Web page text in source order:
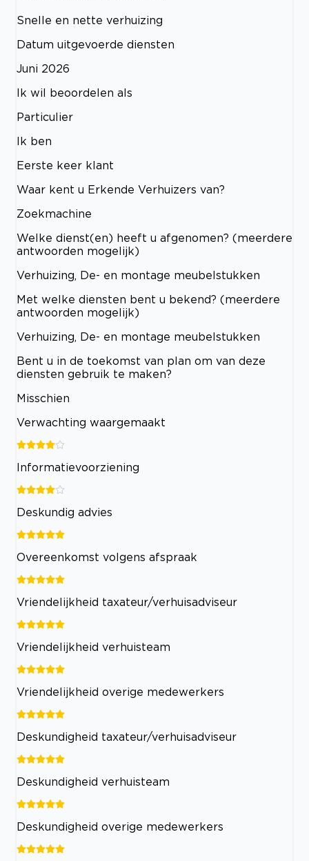
Snelle en nette verhuizing
Datum uitgevoerde diensten
Juni 2026
Ik wil beoordelen als
Particulier
Ik ben
Eerste keer klant
Waar kent u Erkende Verhuizers van?
Zoekmachine
Welke dienst(en) heeft u afgenomen? (meerdere
antwoorden mogelijk)
Verhuizing, De- en montage meubelstukken
Met welke diensten bent u bekend? (meerdere
antwoorden mogelijk)
Verhuizing, De- en montage meubelstukken
Bent u in de toekomst van plan om van deze
diensten gebruik te maken?
Misschien
Verwachting waargemaakt
Informatievoorziening
Deskundig advies
Overeenkomst volgens afspraak
Vriendelijkheid taxateur/verhuisadviseur
Vriendelijkheid verhuisteam
Vriendelijkheid overige medewerkers
Deskundigheid taxateur/verhuisadviseur
Deskundigheid verhuisteam
Deskundigheid overige medewerkers